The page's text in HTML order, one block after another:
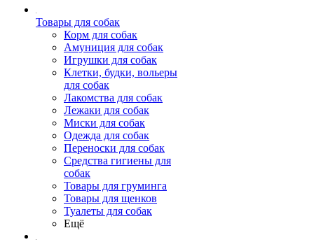
Товары для собак
Корм для собак
Амуниция для собак
Игрушки для собак
Клетки, будки, вольеры
для собак
Лакомства для собак
Лежаки для собак
Миски для собак
Одежда для собак
Переноски для собак
Средства гигиены для
собак
Товары для груминга
Товары для щенков
Туалеты для собак
Ещё